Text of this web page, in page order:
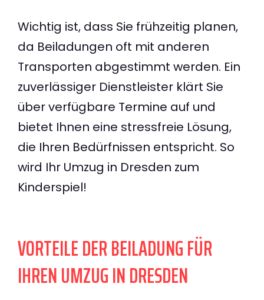
Wichtig ist, dass Sie frühzeitig planen,
da Beiladungen oft mit anderen
Transporten abgestimmt werden. Ein
zuverlässiger Dienstleister klärt Sie
über verfügbare Termine auf und
bietet Ihnen eine stressfreie Lösung,
die Ihren Bedürfnissen entspricht. So
wird Ihr Umzug in Dresden zum
Kinderspiel!
VORTEILE DER BEILADUNG FÜR
IHREN UMZUG IN DRESDEN